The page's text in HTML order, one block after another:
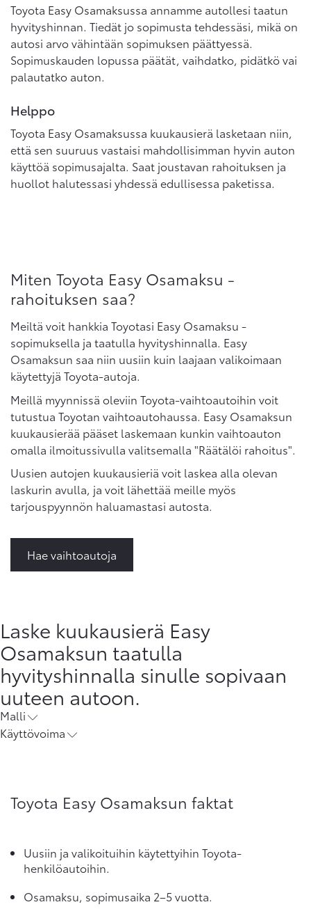
Toyota Easy Osamaksussa annamme autollesi taatun
hyvityshinnan. Tiedät jo sopimusta tehdessäsi, mikä on
autosi arvo vähintään sopimuksen päättyessä.
Sopimuskauden lopussa päätät, vaihdatko, pidätkö vai
palautatko auton.
Helppo
Toyota Easy Osamaksussa kuukausierä lasketaan niin,
että sen suuruus vastaisi mahdollisimman hyvin auton
käyttöä sopimusajalta. Saat joustavan rahoituksen ja
huollot halutessasi yhdessä edullisessa paketissa.
Miten Toyota Easy Osamaksu -
rahoituksen saa?
Meiltä voit hankkia Toyotasi Easy Osamaksu -
sopimuksella ja taatulla hyvityshinnalla. Easy
Osamaksun saa niin uusiin kuin laajaan valikoimaan
käytettyjä Toyota-autoja.
Meillä myynnissä oleviin Toyota-vaihtoautoihin voit
tutustua Toyotan vaihtoautohaussa. Easy Osamaksun
kuukausierää pääset laskemaan kunkin vaihtoauton
omalla ilmoitussivulla valitsemalla "Räätälöi rahoitus".
Uusien autojen kuukausieriä voit laskea alla olevan
laskurin avulla, ja voit lähettää meille myös
tarjouspyynnön haluamastasi autosta.
Hae vaihtoautoja
Laske kuukausierä Easy
Osamaksun taatulla
hyvityshinnalla sinulle sopivaan
uuteen autoon.
Malli
Käyttövoima
Toyota Easy Osamaksun faktat
Uusiin ja valikoituihin käytettyihin Toyota-
henkilöautoihin.
Osamaksu, sopimusaika 2–5 vuotta.